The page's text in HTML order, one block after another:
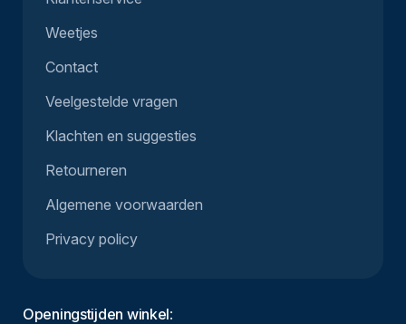
Weetjes
Contact
Veelgestelde vragen
Klachten en suggesties
Retourneren
Algemene voorwaarden
Privacy policy
Openingstijden winkel: